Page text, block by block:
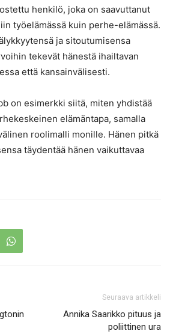
henkilö, joka on saavuttanut
työelämässä kuin perhe-elämässä.
ja sitoutumisensa
tekevät hänestä ihailtavan
että kansainvälisesti.
on esimerkki siitä, miten yhdistää
elämäntapa, samalla
roolimalli monille. Hänen pitkä
täydentää hänen vaikuttavaa
Seuraava artikkeli
Annika Saarikko pituus ja
poliittinen ura